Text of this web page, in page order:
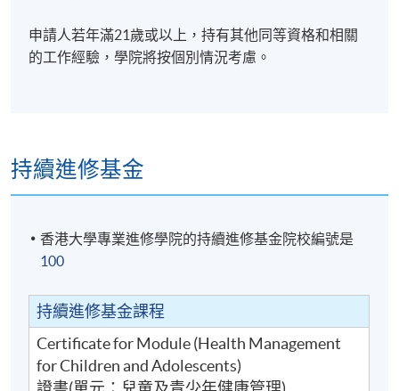
申請人若年滿21歲或以上，持有其他同等資格和相關
的工作經驗，學院將按個別情況考慮。
持續進修基金
香港大學專業進修學院的持續進修基金院校編號是
100
持續進修基金課程
Certificate for Module (Health Management
for Children and Adolescents)